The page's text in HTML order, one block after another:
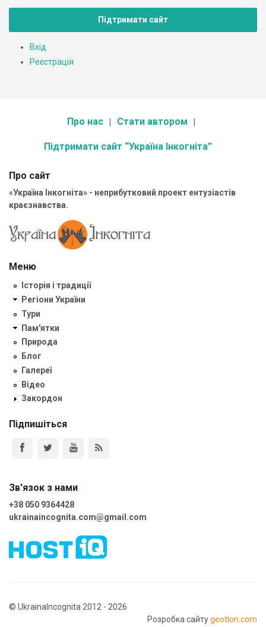
Підтримати сайт
Вхід
Реєстрація
Про нас Стати автором
Підтримати сайт “Україна Інкогніта”
Про сайт
«Україна Інкогніта» - неприбутковий проект ентузіастів
краєзнавства.
Меню
Історія і традиції
Регіони України
Тури
Пам'ятки
Природа
Блог
Галереї
Відео
Закордон
Підпишіться
Зв'язок з нами
+38 050 9364428
ukrainaincognita.com@gmail.com
© UkrainaIncognita 2012 - 2026
Розробка сайтуgeotlon.com